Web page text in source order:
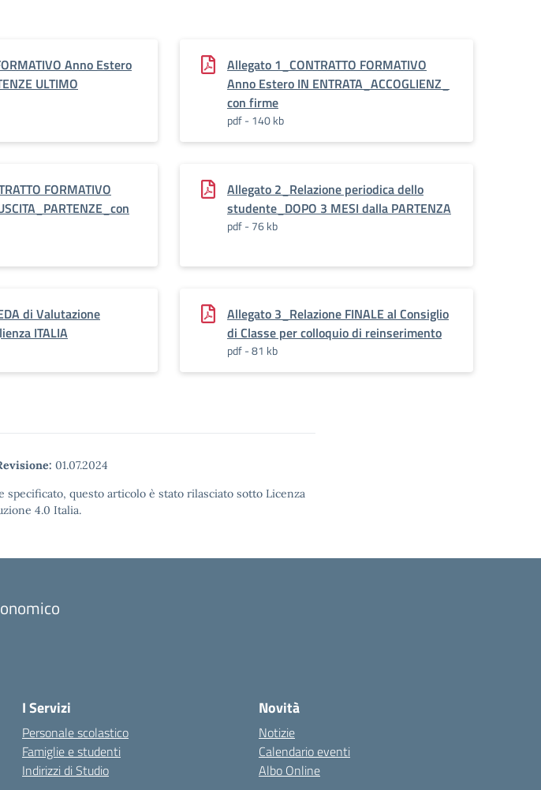
Anno Estero
ULTIMO
Allegato 1_CONTRATTO FORMATIVO
Anno Estero IN ENTRATA_ACCOGLIENZ_
con firme
pdf - 140 kb
FORMATIVO
Allegato 2_Relazione periodica dello
studente_DOPO 3 MESI dalla PARTENZA
pdf - 76 kb
di Valutazione
ITALIA
Allegato 3_Relazione FINALE al Consiglio
di Classe per colloquio di reinserimento
pdf - 81 kb
01.07.2024
specificato, questo articolo è stato rilasciato sotto Licenza
4.0 Italia.
I Servizi
Personale scolastico
Famiglie e studenti
Indirizzi di Studio
Novità
Notizie
Calendario eventi
Albo Online